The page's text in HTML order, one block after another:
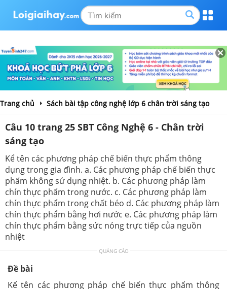
Trang chủ Sách bài tập công nghệ lớp 6 chân trời sáng tạo
Câu 10 trang 25 SBT Công Nghệ 6 - Chân trời
sáng tạo
Kể tên các phương pháp chế biến thực phẩm thông
dụng trong gia đình. a. Các phương pháp chế biến thực
phẩm không sử dụng nhiệt. b. Các phương pháp làm
chín thực phẩm trong nước. c. Các phương pháp làm
chín thực phẩm trong chất béo d. Các phương pháp làm
chín thực phẩm bằng hơi nước e. Các phương pháp làm
chín thực phẩm bằng sức nóng trực tiếp của nguồn
nhiệt
QUẢNG CÁO
Đề bài
Kể tên các phương pháp chế biến thực phẩm thông